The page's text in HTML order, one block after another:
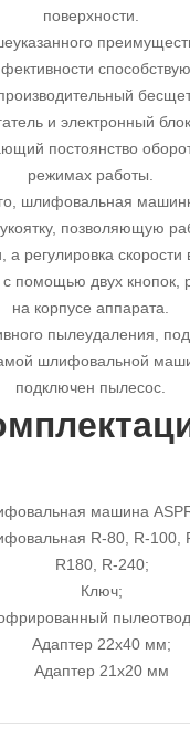
поверхности.
и электронный
постоянство
режимах работы.
шлифовальная
позволяющую
а регулировка
с помощью двух кнопок,
на корпусе аппарата.
пылеудаления,
шлифовальной
подключен пылесос.
машина
R-80, R-100,
R180, R-240;
Ключ;
Адаптер 22х40 мм;
Адаптер 21х20 мм